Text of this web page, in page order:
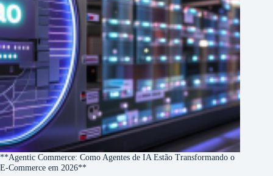
**Agentic Commerce: Como Agentes de IA Estão Transformando o
E-Commerce em 2026**